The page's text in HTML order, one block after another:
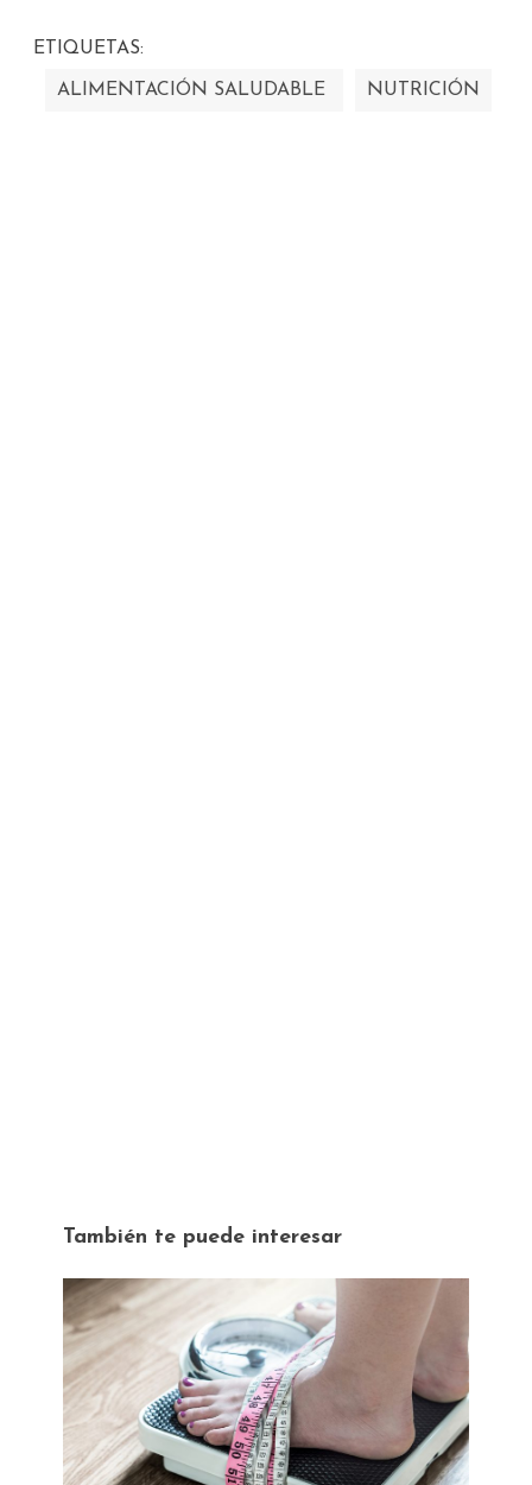
ETIQUETAS:
ALIMENTACIÓN SALUDABLE NUTRICIÓN
También te puede interesar